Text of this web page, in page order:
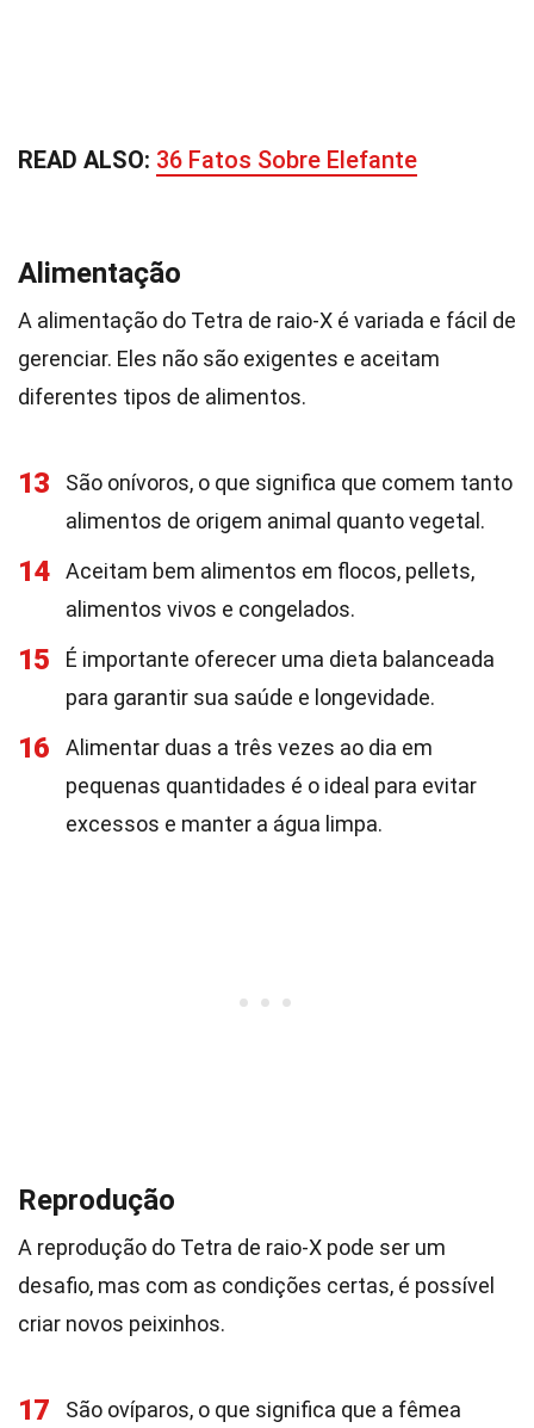
READ ALSO: 36 Fatos Sobre Elefante
Alimentação
A alimentação do Tetra de raio-X é variada e fácil de
gerenciar. Eles não são exigentes e aceitam
diferentes tipos de alimentos.
13
São onívoros, o que significa que comem tanto
alimentos de origem animal quanto vegetal.
14
Aceitam bem alimentos em flocos, pellets,
alimentos vivos e congelados.
15
É importante oferecer uma dieta balanceada
para garantir sua saúde e longevidade.
16
Alimentar duas a três vezes ao dia em
pequenas quantidades é o ideal para evitar
excessos e manter a água limpa.
Reprodução
A reprodução do Tetra de raio-X pode ser um
desafio, mas com as condições certas, é possível
criar novos peixinhos.
17
São ovíparos, o que significa que a fêmea